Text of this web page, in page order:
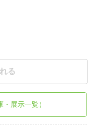
る
展示一覧）